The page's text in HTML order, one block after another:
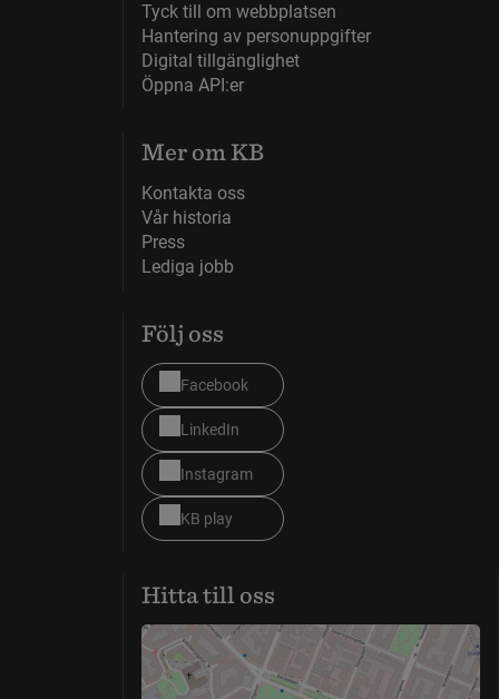
Tyck till om webbplatsen
Hantering av personuppgifter
Digital tillgänglighet
Öppna API:er
Mer om KB
Kontakta oss
Vår historia
Press
Lediga jobb
Följ oss
Facebook
LinkedIn
Instagram
KB play
Hitta till oss